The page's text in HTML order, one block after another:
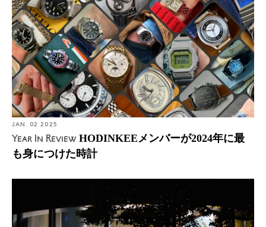
JAN. 02 2025
Year In ReviewHODINKEEメンバーが2024年に最
も身につけた時計